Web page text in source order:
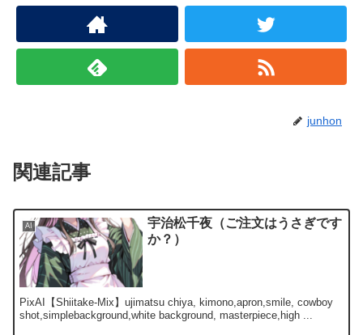
junhon
関連記事
AI
宇治松千夜（ご注文はうさぎです
か？）
PixAI【Shiitake-Mix】ujimatsu chiya, kimono,apron,smile, cowboy
shot,simplebackground,white background, masterpiece,high ...